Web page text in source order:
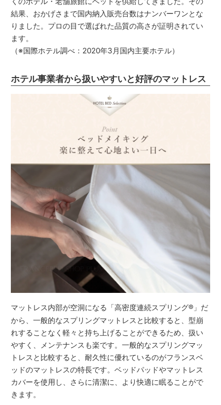
結果、おかげさまで国内納入販売台数はナンバーワンとな
りました。プロの目で選ばれた品質の高さが証明されてい
ます。
（※国際ホテル調べ：2020年3月国内主要ホテル）
ホテル事業者から扱いやすいと好評のマットレス
マットレス内部が空洞になる「高密度連続スプリング® 」だ
から、一般的なスプリングマットレスと比較すると、型崩
れすることなく軽々と持ち上げることができるため、扱い
やすく、メンテナンスも楽です。一般的なスプリングマッ
トレスと比較すると、耐久性に優れているのがフランスベ
ッドのマットレスの特長です。ベッドパッドやマットレス
カバーを使用し、さらに清潔に、より快適に眠ることがで
きます。